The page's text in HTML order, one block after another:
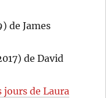
de James
de David
jours de Laura